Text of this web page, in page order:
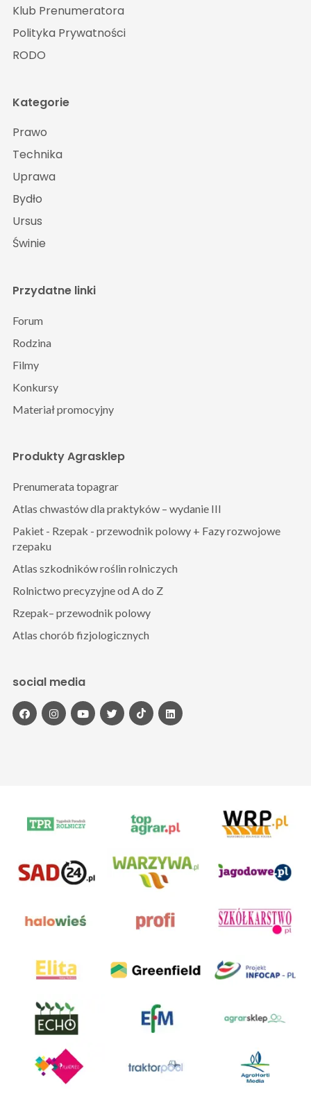
Klub Prenumeratora
Polityka Prywatności
RODO
Kategorie
Prawo
Technika
Uprawa
Bydło
Ursus
Świnie
Produkty Agrasklep
Prenumerata topagrar
Atlas chwastów dla praktyków – wydanie III
Pakiet - Rzepak - przewodnik polowy + Fazy rozwojowe
rzepaku
Atlas szkodników roślin rolniczych
Rolnictwo precyzyjne od A do Z
Rzepak– przewodnik polowy
Atlas chorób fizjologicznych
Przydatne linki
Forum
Rodzina
Filmy
Konkursy
Materiał promocyjny
social media